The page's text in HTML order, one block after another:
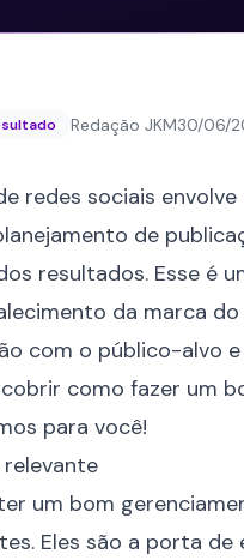
Redação JKM30/06/
redes sociais
de
resultados. Esse é
da marca
com o público-alvo
como fazer um
para você!
um bom
Eles são a porta